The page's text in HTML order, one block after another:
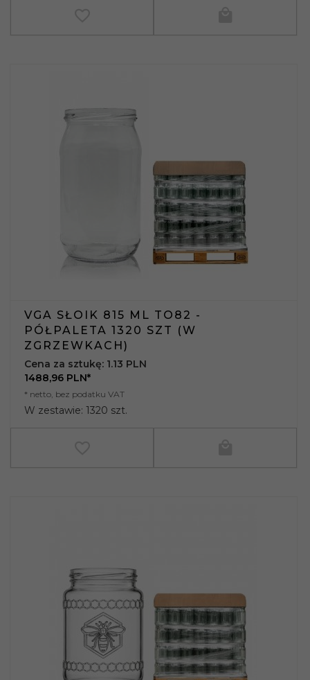
VGA SŁOIK 815 ML TO82 -
PÓŁPALETA 1320 SZT (W
ZGRZEWKACH)
1488,96 PLN*
* netto, bez podatku VAT
W zestawie: 1320 szt.
Cena za sztukę: 1.13 PLN